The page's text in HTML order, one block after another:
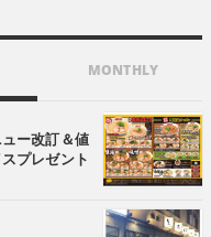
MONTHLY
ュー改訂＆値
プレゼント